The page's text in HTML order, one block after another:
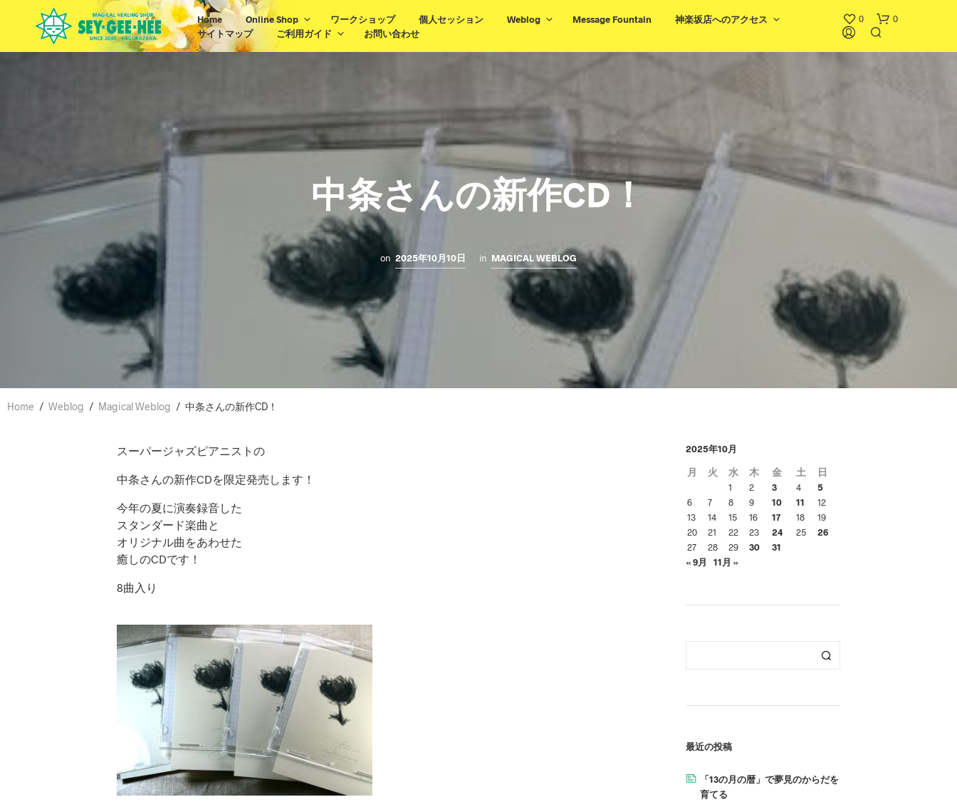
Home Online Shop ワークショップ 個人セッション Weblog Message Fountain
神楽坂店へのアクセス
サイトマップ
ご利用ガイド お問い合わせ
0 0
い
。
中条さんの新作CD！
on 2025年10月10日 in MAGICAL WEBLOG
Home / Weblog / Magical Weblog / 中条さんの新作CD！
スーパージャズピアニストの
中条さんの新作CDを限定発売します！
今年の夏に演奏録音した
スタンダード楽曲と
オリジナル曲をあわせた
癒しのCDです！
8曲入り
2025年10月
月 火 水 木 金 土 日
1 2 3 4
5
6
7 8 9 10 11
12
13
14 15 16 17 18
19
20
21 22 23 24 25
26
27
28 29 30
31
« 9月
11月 »
最近の投稿
「13の月の暦」で夢見のからだを
育てる